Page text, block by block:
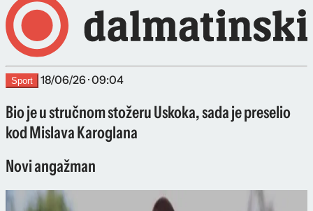
Sport 18/06/26 · 09:04
Bio je u stručnom stožeru Uskoka, sada je preselio
kod Mislava Karoglana
Novi angažman